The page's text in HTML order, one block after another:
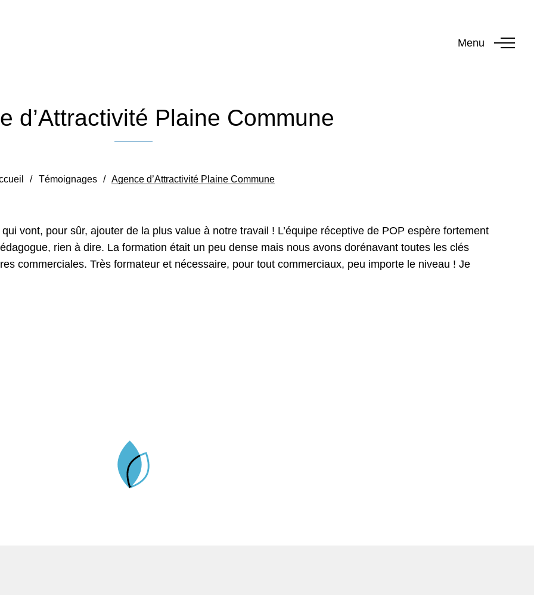
Menu
d’Attractivité Plaine Commune
/ Témoignages / Agence d’Attractivité Plaine Commune
vont, pour sûr, ajouter de la plus value à notre travail ! L’équipe réceptive de POP espère fortement
rien à dire. La formation était un peu dense mais nous avons dorénavant toutes les clés
commerciales. Très formateur et nécessaire, pour tout commerciaux, peu importe le niveau ! Je